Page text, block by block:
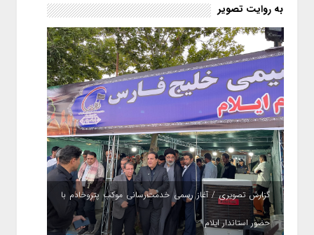
به روایت تصویر
گزارش تصویری / آغاز رسمی خدمت‌رسانی موکب پتروخادم با
حضور استاندار ایلام